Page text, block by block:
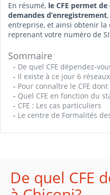
En résumé, le CFE permet
demandes d’enregistrement
entreprise, et ainsi obtenir la
reprenant votre numéro de
Sommaire
- De quel CFE dépendez-
- Il existe à ce jour 6 réseaux
- Pour connaître le CFE
- Quel CFE en fonction du
- CFE : Les cas particuliers
- Le centre de Formalités
De quel CFE